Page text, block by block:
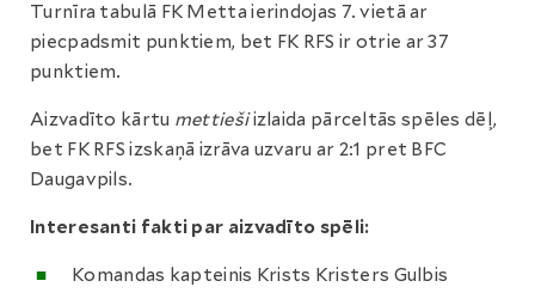
Turnīra tabulā FK Metta ierindojas 7. vietā ar
piecpadsmit punktiem, bet FK RFS ir otrie ar 37
punktiem.
Aizvadīto kārtu mettiešiizlaida pārceltās spēles dēļ,
bet FK RFS izskaņā izrāva uzvaru ar 2:1 pret BFC
Daugavpils.
Interesanti fakti par aizvadīto spēli:
Komandas kapteinis Krists Kristers Gulbis